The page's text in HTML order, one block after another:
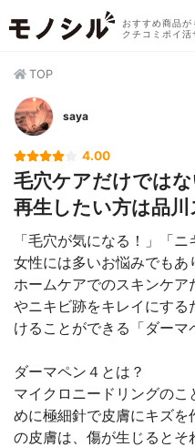
おすすめ商品が
クチコミポイ活
TOP
saya
4.00
毛穴ケアだけでは
再生したい方は品
「毛穴が気になる！」「
女性には多いお悩みでもあ
ホームケアでのスキンケ
やニキビ跡をキレイにす
けることができる「ダーマ
ダーマペン４とは？
マイクロニードリングの
めに極細針で皮膚にキズを
の皮膚は、傷が生じると